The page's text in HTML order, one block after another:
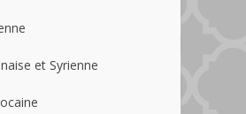
et Syrienne